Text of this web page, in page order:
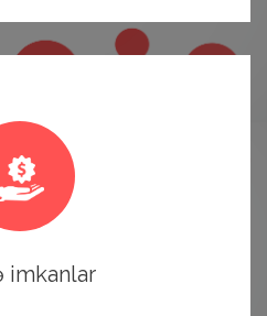
imkanlar